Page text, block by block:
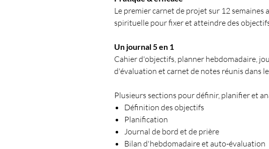
Le premier carnet de projet sur 12 semaines
spirituelle pour fixer et atteindre des
Un journal 5 en 1
Cahier d'objectifs, planner hebdomadaire,
d'évaluation et carnet de notes réunis dans
Plusieurs sections pour définir, planifier et
Définition des objectifs
Planification
Journal de bord et de prière
Bilan d'hebdomadaire et auto-évaluation